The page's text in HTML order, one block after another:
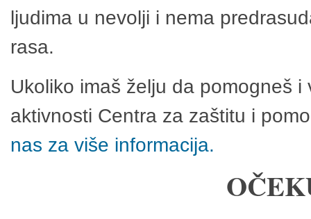
ljudima u nevolji i nema
rasa.
Ukoliko imaš želju da pomogneš
aktivnosti Centra za zaštitu i
nas za više informacija.